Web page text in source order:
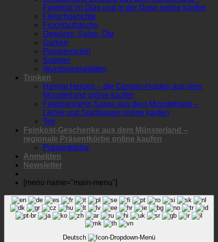
Feinkost im Glas und in der Dose online kaufen
Fleischgerichte
Fruchtaufstriche
Gewürze, Salze, Öle
Gurken
Pumpernickel
Suppen
Wurstspezialitäten
Trinken
Heimat Heroes – die Genuss-Helden aus dem
Münsterland online kaufen
Feinbrennerei Sasse aus dem Münsterland –
Liköre und Spirituosen online kaufen
Tee
Feinkost-Geschenke aus dem Münsterland –
regionale Präsentkörbe online kaufen
Präsentkörbe
Anmelden
Newsletter
[menu name="main-menu"]
Deutsch